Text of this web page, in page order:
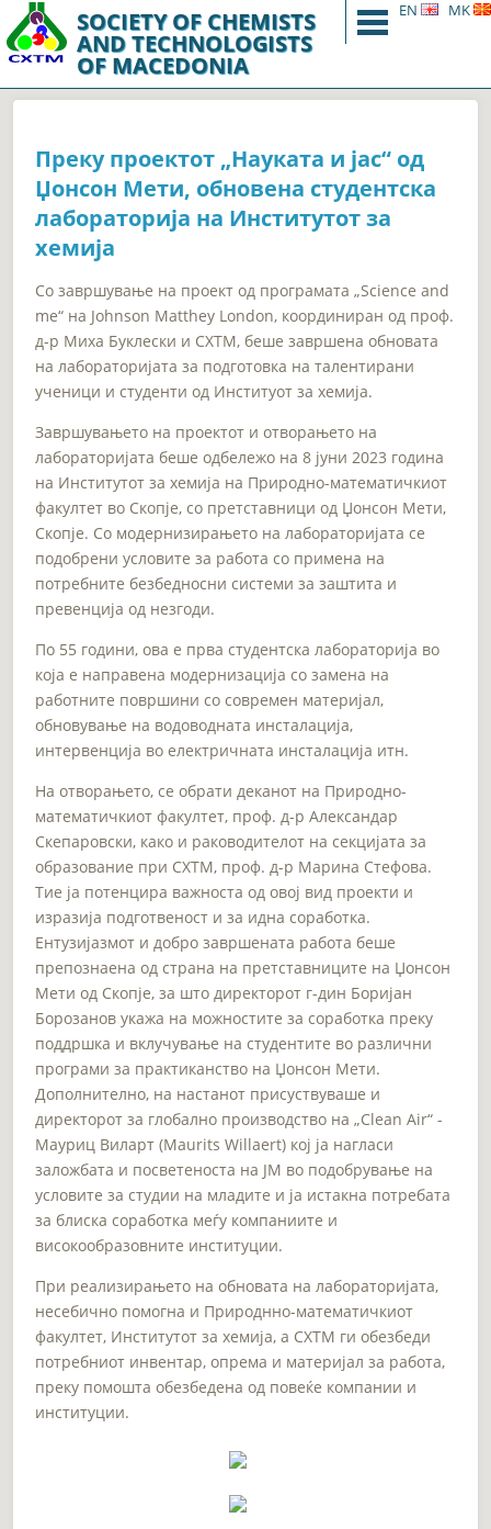
EN MK
Menu
SOCIETY OF CHEMISTS
AND TECHNOLOGISTS
OF MACEDONIA
Преку проектот „Науката и јас“ од
Џонсон Мети, обновена студентска
лабораторија на Институтот за
хемија
Со завршување на проект од програмата „Science and
me“ на Johnson Matthey London, координиран од проф.
д-р Миха Буклески и СХТМ, беше завршена обновата
на лабораторијата за подготовка на талентирани
ученици и студенти од Институот за хемија.
Завршувањето на проектот и отворањето на
лабораторијата беше одбележо на 8 јуни 2023 година
на Институтот за хемија на Природно-математичкиот
факултет во Скопје, со претставници од Џонсон Мети,
Скопје. Со модернизирањето на лабораторијата се
подобрени условите за работа со примена на
потребните безбедносни системи за заштита и
превенција од незгоди.
По 55 години, ова е прва студентска лабораторија во
која е направена модернизација со замена на
работните површини со современ материјал,
обновување на водоводната инсталација,
интервенција во електричната инсталација итн.
На отворањето, се обрати деканот на Природно-
математичкиот факултет, проф. д-р Александар
Скепаровски, како и раководителот на секцијата за
образование при СХТМ, проф. д-р Марина Стефова.
Тие ја потенцира важноста од овој вид проекти и
изразија подготвеност и за идна соработка.
Ентузијазмот и добро завршената работа беше
препознаена од страна на претставниците на Џонсон
Мети од Скопје, за што директорот г-дин Боријан
Борозанов укажа на можностите за соработка преку
поддршка и вклучување на студентите во различни
програми за практиканство на Џонсон Мети.
Дополнително, на настанот присуствуваше и
директорот за глобално производство на „Clean Air“ -
Мауриц Виларт (Maurits Willaert) кој ја нагласи
заложбата и посветеноста на ЈМ во подобрување на
условите за студии на младите и ја истакна потребата
за блиска соработка меѓу компаниите и
високообразовните институции.
При реализирањето на обновата на лабораторијата,
несебично помогна и Природнно-математичкиот
факултет, Институтот за хемија, а СХТМ ги обезбеди
потребниот инвентар, опрема и материјал за работа,
преку помошта обезбедена од повеќе компании и
институции.